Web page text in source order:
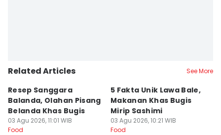
Related Articles See More
Resep Sanggara
Balanda, Olahan Pisang
Belanda Khas Bugis
03 Agu 2026, 11:01 WIB
Food
5 Fakta Unik Lawa Bale,
Makanan Khas Bugis
Mirip Sashimi
03 Agu 2026, 10:21 WIB
Food